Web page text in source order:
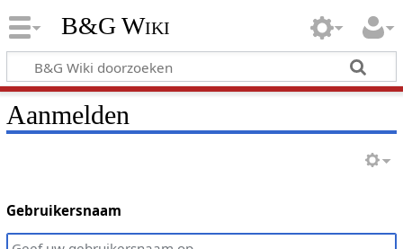
B&G Wiki
Aanmelden
Gebruikersnaam